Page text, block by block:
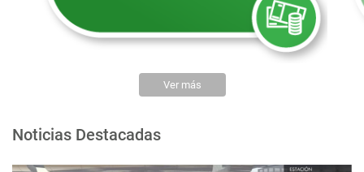
Ver más
Noticias Destacadas